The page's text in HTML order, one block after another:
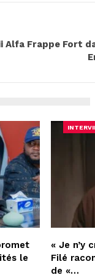
Alfa Frappe Fort
le
« Je n’y
Filé
de «…